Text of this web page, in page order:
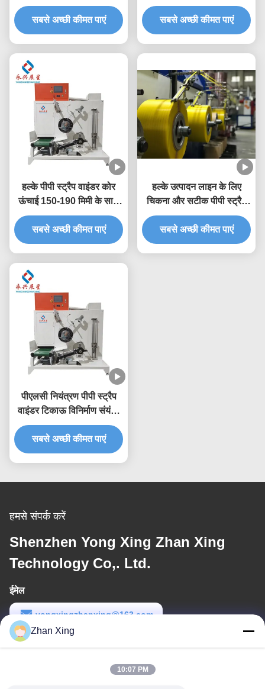
पैकेजिंग प्रक्रिया को
सुव्यवस्थित करें
सबसे अच्छी कीमत पाएं
का अनुभव करें
सबसे अच्छी कीमत पाएं
हल्के पीपी स्ट्रैप वाइंडर कोर
ऊंचाई 150-190 मिमी के साथ
अपनी स्ट्रैपिंग प्रक्रिया को
सुव्यवस्थित करें
सबसे अच्छी कीमत पाएं
हल्के उत्पादन लाइन के लिए
चिकना और सटीक पीपी स्ट्रैप
बैंड वाइंडर
सबसे अच्छी कीमत पाएं
पीएलसी नियंत्रण पीपी स्ट्रैप
वाइंडर टिकाऊ विनिर्माण संयंत्र
संचालन और रखरखाव के लिए
सबसे अच्छी कीमत पाएं
हमसे संपर्क करें
Shenzhen Yong Xing Zhan Xing
Technology Co,. Ltd.
ईमेल
yongxingzhanxing@163.com
कार्य समय
Zhan Xing
10:07 PM